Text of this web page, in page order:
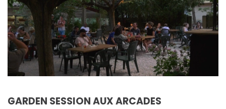
GARDEN SESSION AUX ARCADES